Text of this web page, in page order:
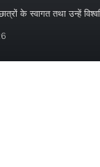
के स्वागत तथा उन्हें